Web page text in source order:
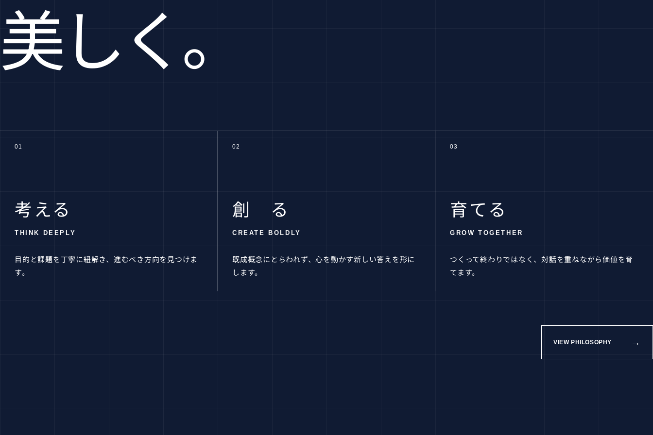
美しく。
01
考える
THINK DEEPLY
目的と課題を丁寧に紐解き、進むべき方向を見つけま
す。
02
創 る
CREATE BOLDLY
既成概念にとらわれず、心を動かす新しい答えを形に
します。
03
育てる
GROW TOGETHER
つくって終わりではなく、対話を重ねながら価値を育
てます。
VIEW PHILOSOPHY →